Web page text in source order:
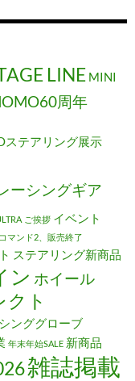
LINE MINI
周年
ステアリング展示
ーシングギア
ご挨拶 イベント
コマンド2、販売終了
ステアリング新商品
ン ホイール
クト
ンググローブ
年末年始SALE 新商品
雑誌掲載